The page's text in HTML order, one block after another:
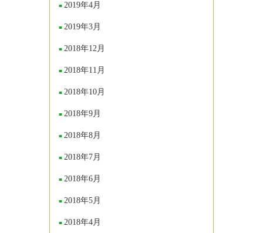
2019年4月
2019年3月
2018年12月
2018年11月
2018年10月
2018年9月
2018年8月
2018年7月
2018年6月
2018年5月
2018年4月